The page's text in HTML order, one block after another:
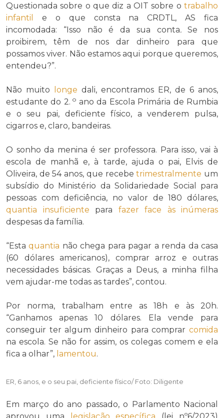
Questionada sobre o que diz a OIT sobre o trabalho
infantil
e o que consta na CRDTL, AS fica
incomodada: “Isso não é da sua conta.Se nos
proibirem, têm de nos dar dinheiro para que
possamos viver. Não estamos aqui porque queremos,
entendeu?”.
Não muito longe dali, encontramos ER, de 6 anos,
estudante do 2. o ano da Escola Primária de Rumbia
e o seu pai, deficiente físico, a venderem pulsa,
cigarros e, claro, bandeiras.
O sonho da menina é ser professora. Para isso, vai à
escola de manhã e, à tarde, ajuda o pai, Elvis de
Oliveira, de 54 anos, que recebetrimestralmente um
subsídio do Ministério da Solidariedade Social para
pessoas com deficiência, no valor de 180 dólares,
quantia
insuficiente para fazer face às
inúmeras
despesas da família.
“Estaquantia não chega para pagar a renda da casa
(60 dólares americanos), comprar arroz e outras
necessidades básicas. Graças a Deus, a minha filha
vem ajudar-me todas as tardes”, contou.
Por norma, trabalham entre as 18h e às 20h.
“Ganhamos apenas 10 dólares. Ela vende para
conseguir ter algum dinheiro para comprar comida
na escola. Se não for assim, os colegas comem e ela
fica a olhar”, lamentou.
ER, 6 anos, e o seu pai, deficiente físico/ Foto: Diligente
Em março do ano passado, o Parlamento Nacional